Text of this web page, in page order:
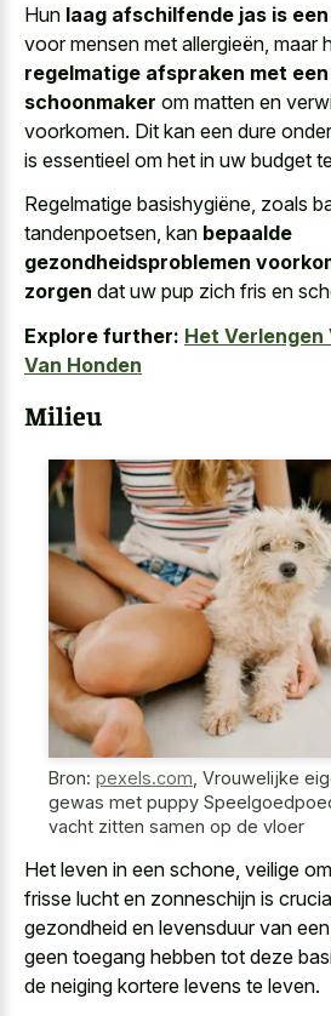
Hun laag afschilfende jas is
voor mensen met allergieën, maar
regelmatige afspraken met
schoonmaker om matten en
voorkomen. Dit kan een dure
is essentieel om het in uw budget
Regelmatige basishygiëne, zoals
tandenpoetsen, kan bepaalde
gezondheidsproblemen
zorgen dat uw pup zich fris en
Explore further: Het Verlengen
Van Honden
Milieu
Bron: pexels.com Vrouwelijke
gewas met puppy
vacht zitten samen op de vloer
Het leven in een schone, veilige
frisse lucht en zonneschijn is
gezondheid en levensduur van
geen toegang hebben tot deze
de neiging kortere levens te leven.